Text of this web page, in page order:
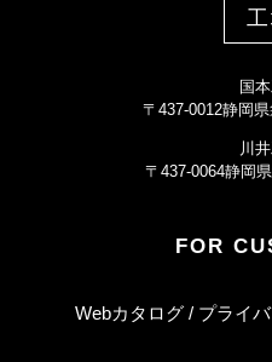
国
〒437-0012静岡
川
〒437-0064静岡
FOR
Webカタログ プライ